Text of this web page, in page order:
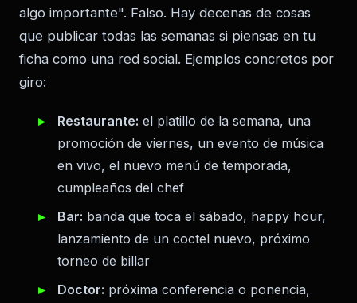
algo importante". Falso. Hay decenas de cosas
que publicar todas las semanas si piensas en tu
ficha como una red social. Ejemplos concretos por
giro:
Restaurante: el platillo de la semana, una
promoción de viernes, un evento de música
en vivo, el nuevo menú de temporada,
cumpleaños del chef
Bar: banda que toca el sábado, happy hour,
lanzamiento de un coctel nuevo, próximo
torneo de billar
Doctor: próxima conferencia o ponencia,